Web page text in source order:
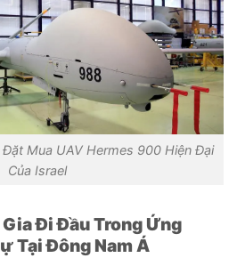
Mua UAV Hermes 900 Hiện Đại
Của Israel
Đi Đầu Trong Ứng
Tại Đông Nam Á